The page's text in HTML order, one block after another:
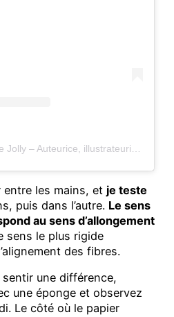
A post shared by Anatole Jolly – Auteurice, illustrateurice et artisan•e relieur (@anijolly)
les mains, et je teste
puis dans l’autre. Le sens
au sens d’allongement
sens le plus rigide
des fibres.
une différence,
une éponge et observez
Le côté où le papier